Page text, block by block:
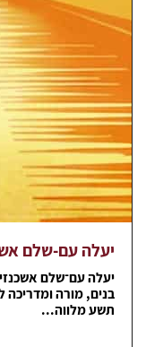
יעלה עם-שלם
בנים, מורה
תשע מלווה...